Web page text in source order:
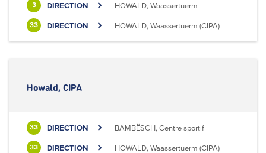
3 DIRECTION HOWALD, Waassertuerm
33 DIRECTION HOWALD, Waassertuerm (CIPA)
Howald, CIPA
33 DIRECTION BAMBËSCH, Centre sportif
33 DIRECTION HOWALD, Waassertuerm (CIPA)